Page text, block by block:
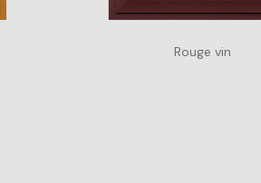
Rouge vin